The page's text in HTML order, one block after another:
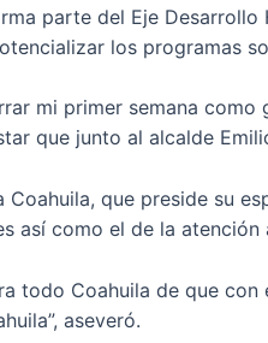
parte del Eje
los programas
mi primer semana
que junto al alcalde
Coahuila, que preside su
así como el de la atención
todo Coahuila de que
aseveró.